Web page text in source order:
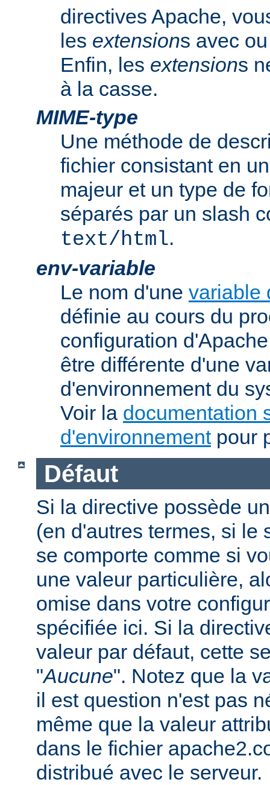
directives Apache,
les extensions avec
Enfin, les extensions
à la casse.
MIME-type
Une méthode de
fichier consistant en
majeur et un type de
séparés par un slash
text/html.
env-variable
Le nom d'une variable
définie au cours du
configuration
être différente d'une
d'environnement du
Voir la documentation
d'environnementpour
Défaut
Si la directive possède
(en d'autres termes, si le
se comporte comme si
une valeur particulière,
omise dans votre
spécifiée ici. Si la
valeur par défaut, cette
"Aucune". Notez que la
il est question n'est pas
même que la valeur
dans le fichier
distribué avec le serveur.